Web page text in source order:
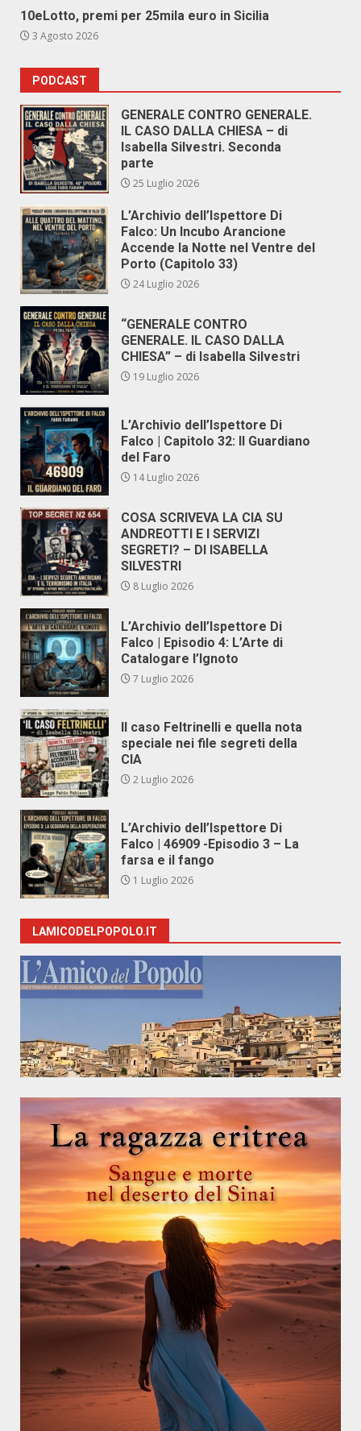
10eLotto, premi per 25mila euro in Sicilia
3 Agosto 2026
PODCAST
GENERALE CONTRO GENERALE.
IL CASO DALLA CHIESA – di
Isabella Silvestri. Seconda
parte
25 Luglio 2026
L’Archivio dell’Ispettore Di
Falco: Un Incubo Arancione
Accende la Notte nel Ventre del
Porto (Capitolo 33)
24 Luglio 2026
“GENERALE CONTRO
GENERALE. IL CASO DALLA
CHIESA” – di Isabella Silvestri
19 Luglio 2026
L’Archivio dell’Ispettore Di
Falco | Capitolo 32: Il Guardiano
del Faro
14 Luglio 2026
COSA SCRIVEVA LA CIA SU
ANDREOTTI E I SERVIZI
SEGRETI? – DI ISABELLA
SILVESTRI
8 Luglio 2026
L’Archivio dell’Ispettore Di
Falco | Episodio 4: L’Arte di
Catalogare l’Ignoto
7 Luglio 2026
Il caso Feltrinelli e quella nota
speciale nei file segreti della
CIA
2 Luglio 2026
L’Archivio dell’Ispettore Di
Falco | 46909 -Episodio 3 – La
farsa e il fango
1 Luglio 2026
LAMICODELPOPOLO.IT